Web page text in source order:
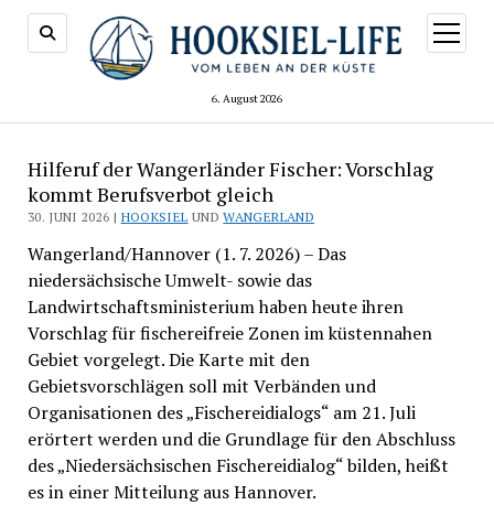
6. August 2026
Menü
öffnen
Hilferuf der Wangerländer Fischer: Vorschlag
kommt Berufsverbot gleich
30. JUNI 2026 | HOOKSIEL UNDWANGERLAND
Wangerland/Hannover (1. 7. 2026) – Das
niedersächsische Umwelt- sowie das
Landwirtschaftsministerium haben heute ihren
Vorschlag für fischereifreie Zonen im küstennahen
Gebiet vorgelegt. Die Karte mit den
Gebietsvorschlägen soll mit Verbänden und
Organisationen des „Fischereidialogs“ am 21. Juli
erörtert werden und die Grundlage für den Abschluss
des „Niedersächsischen Fischereidialog“ bilden, heißt
es in einer Mitteilung aus Hannover.